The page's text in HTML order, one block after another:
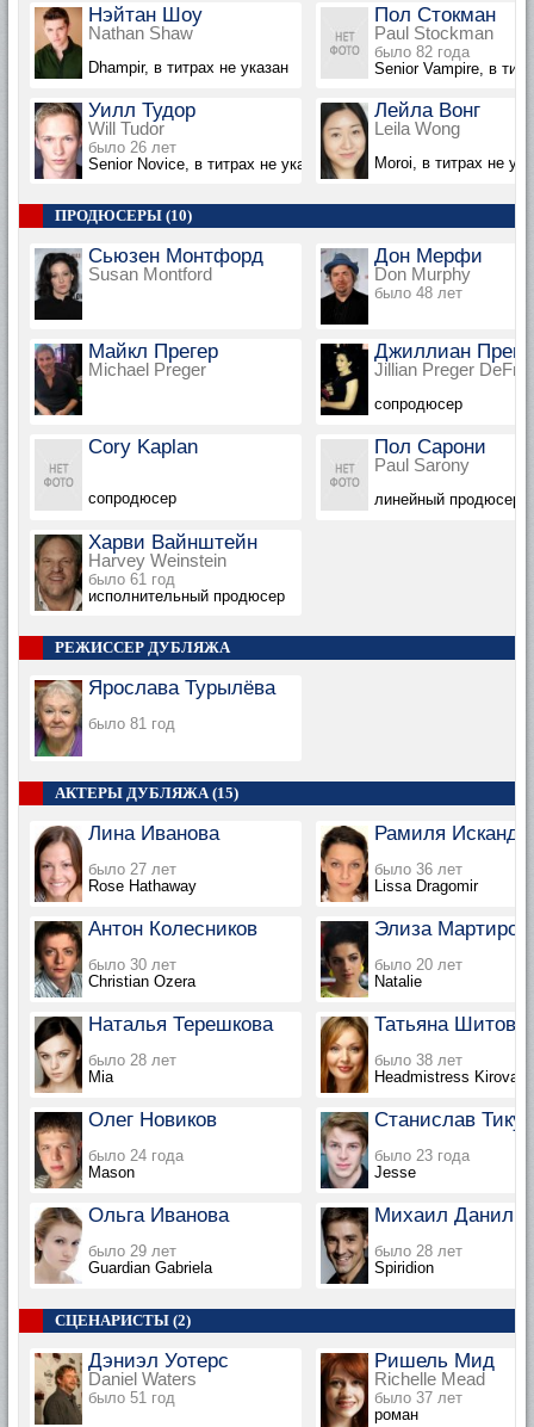
Нэйтан Шоу
Nathan Shaw
Dhampir, в титрах не указан
Пол Стокман
Paul Stockman
было 82 года
Senior Vampire, в
Уилл Тудор
Will Tudor
было 26 лет
Senior Novice, в титрах не указан
Лейла Вонг
Leila Wong
Moroi, в титрах не
ПРОДЮСЕРЫ (10)
Сьюзен Монтфорд
Susan Montford
Дон Мерфи
Don Murphy
было 48 лет
Майкл Прегер
Michael Preger
Джиллиан
Jillian Preger
сопродюсер
Cory Kaplan
сопродюсер
Пол Сарони
Paul Sarony
линейный продюсер
Харви Вайнштейн
Harvey Weinstein
было 61 год
исполнительный продюсер
РЕЖИССЕР ДУБЛЯЖА
Ярослава Турылёва
было 81 год
АКТЕРЫ ДУБЛЯЖА (15)
Лина Иванова
было 27 лет
Rose Hathaway
Рамиля
было 36 лет
Lissa Dragomir
Антон Колесников
было 30 лет
Christian Ozera
Элиза
было 20 лет
Natalie
Наталья Терешкова
было 28 лет
Mia
Татьяна Шитова
было 38 лет
Headmistress Kirova
Олег Новиков
было 24 года
Mason
Станислав
было 23 года
Jesse
Ольга Иванова
было 29 лет
Guardian Gabriela
Михаил
было 28 лет
Spiridion
СЦЕНАРИСТЫ (2)
Дэниэл Уотерс
Daniel Waters
было 51 год
Ришель Мид
Richelle Mead
было 37 лет
роман